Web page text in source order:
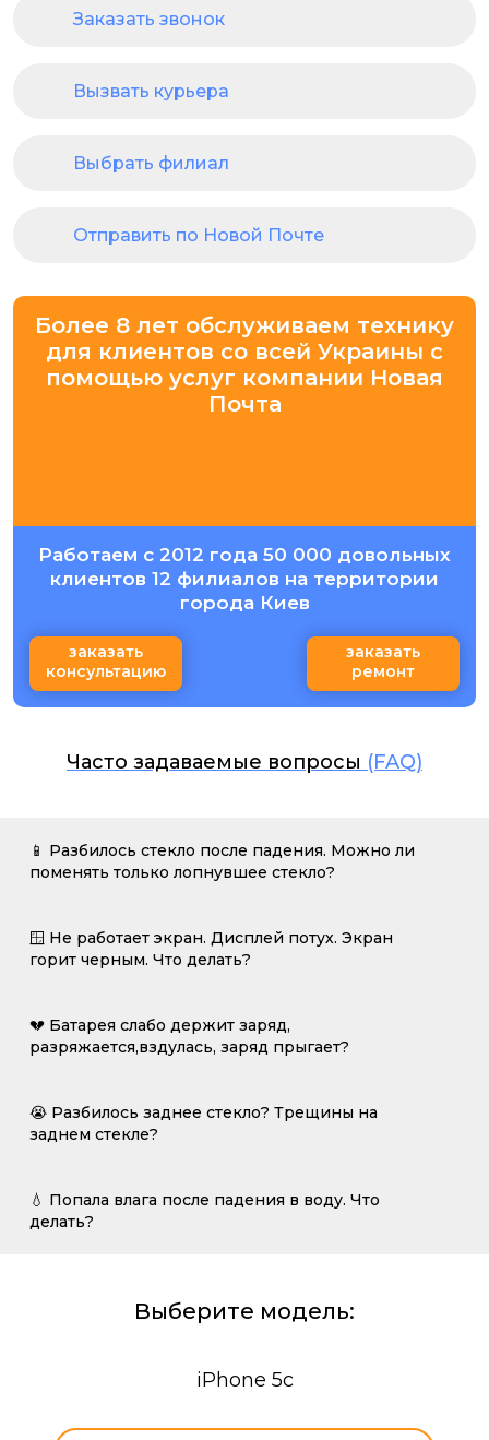
Заказать звонок
Вызвать курьера
Выбрать филиал
Отправить по Новой Почте
Более 8 лет обслуживаем технику
для клиентов со всей Украины с
помощью услуг компании Новая
Почта
Работаем с 2012 года 50 000 довольных
клиентов 12 филиалов на территории
города Киев
заказать
консультацию
заказать
ремонт
Часто задаваемые вопросы (FAQ)
📱 Разбилось стекло после падения. Можно ли
поменять только лопнувшее стекло?
🪟 Не работает экран. Дисплей потух. Экран
горит черным. Что делать?
💔 Батарея слабо держит заряд,
разряжается,вздулась, заряд прыгает?
😭 Разбилось заднее стекло? Трещины на
заднем стекле?
💧 Попала влага после падения в воду. Что
делать?
Выберите модель:
iPhone 5c